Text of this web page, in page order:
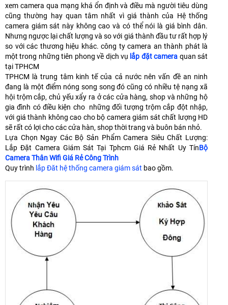
xem camera qua mạng khá ổn định và điều mà người tiêu dùng
cũng thường hay quan tâm nhất vì giá thành của Hệ thống
camera giám sát này không cao và có thể nói là giá bình dân.
Nhưng ngược lại chất lượng và so với giá thành đầu tư rất hợp lý
so với các thương hiệu khác. công ty camera an thành phát là
một trong những tiên phong về dịch vụ lắp đặt camera quan sát
tại TPHCM
TPHCM là trung tâm kinh tế của cả nước nên vấn đề an ninh
đang là một điểm nóng song song đó cũng có nhiều tệ nạng xã
hội trộm cắp, chủ yếu xẩy ra ở các cửa hàng, shop và những hộ
gia đình có điều kiện cho những đối tượng trộm cắp đột nhập,
với giá thành không cao cho bộ camera giám sát chất lượng HD
sẽ rất có lợi cho các cửa hàn, shop thời trang và buôn bán nhỏ.
Lựa Chọn Ngay Các Bộ Sản Phẩm Camera Siêu Chất Lượng:
Lắp Đặt Camera Giám Sát Tại Tphcm Giá Rẻ Nhất Uy TínBộ
Camera Thân Wifi Giá Rẻ Công Trình
Quy trình lắp Đăt hệ thống camera giám sát bao gồm.